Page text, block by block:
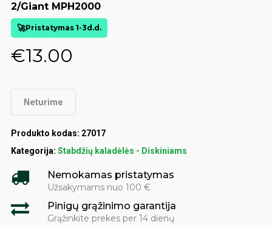
2/Giant MPH2000
Pristatymas 1-3d.d.
€13.00
Neturime
Produkto kodas: 27017
Kategorija: Stabdžių kaladėlės - Diskiniams
Nemokamas pristatymas
Užsakymams nuo 100 €
Pinigų grąžinimo garantija
Grąžinkite prekes per 14 dienų